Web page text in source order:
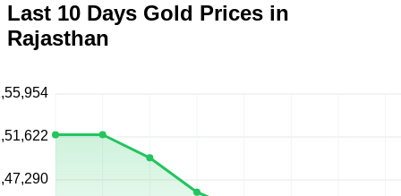
Last 10 Days Gold Prices in
Rajasthan